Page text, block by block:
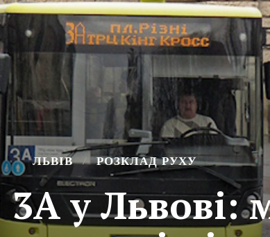
ЛЬВІВ РОЗКЛАД РУХУ
у Львові: